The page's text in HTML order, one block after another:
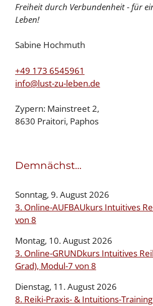
Freiheit durch Verbundenheit - für
Leben!
Sabine Hochmuth
+49 173 6545961
info@lust-zu-leben.de
Zypern: Mainstreet 2,
8630 Praitori, Paphos
Demnächst…
Sonntag, 9. August 2026
3. Online-AUFBAUkurs Intuitives
von 8
Montag, 10. August 2026
3. Online-GRUNDkurs Intuitives
Grad), Modul-7 von 8
Dienstag, 11. August 2026
8. Reiki-Praxis- & Intuitions-